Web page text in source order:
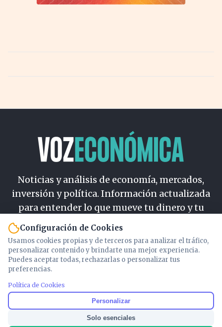
Noticias y análisis de economía, mercados,
inversión y política. Información actualizada
para entender lo que mueve tu dinero y tu
país.
Nosotros
Cookies
Política de Contenido
Configuración de Cookies
Usamos cookies propias y de terceros para analizar el tráfico,
personalizar contenido y brindarte una mejor experiencia.
Puedes aceptar todas, rechazarlas o personalizar tus
preferencias.
Política de Cookies
Personalizar
Solo esenciales